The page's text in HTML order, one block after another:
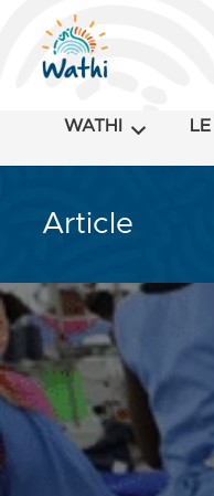
WATHI
Article